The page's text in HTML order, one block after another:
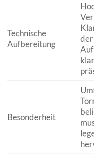
Technische
Aufbereitung
Besonderheit